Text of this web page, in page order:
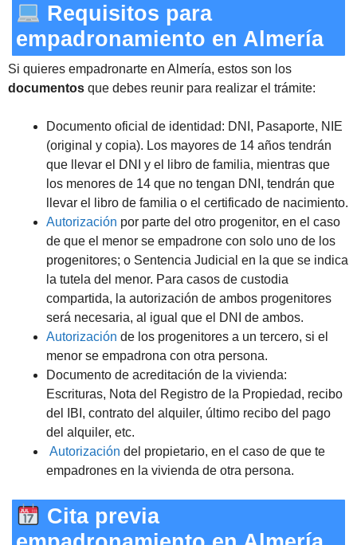
Requisitos para
empadronamiento en Almería
Si quieres empadronarte en Almería, estos son los
documentos que debes reunir para realizar el trámite:
Documento oficial de identidad: DNI, Pasaporte, NIE
(original y copia). Los mayores de 14 años tendrán
que llevar el DNI y el libro de familia, mientras que
los menores de 14 que no tengan DNI, tendrán que
llevar el libro de familia o el certificado de nacimiento.
Autorización por parte del otro progenitor, en el caso
de que el menor se empadrone con solo uno de los
progenitores; o Sentencia Judicial en la que se indica
la tutela del menor. Para casos de custodia
compartida, la autorización de ambos progenitores
será necesaria, al igual que el DNI de ambos.
Autorización de los progenitores a un tercero, si el
menor se empadrona con otra persona.
Documento de acreditación de la vivienda:
Escrituras, Nota del Registro de la Propiedad, recibo
del IBI, contrato del alquiler, último recibo del pago
del alquiler, etc.
Autorización del propietario, en el caso de que te
empadrones en la vivienda de otra persona.
Cita previa